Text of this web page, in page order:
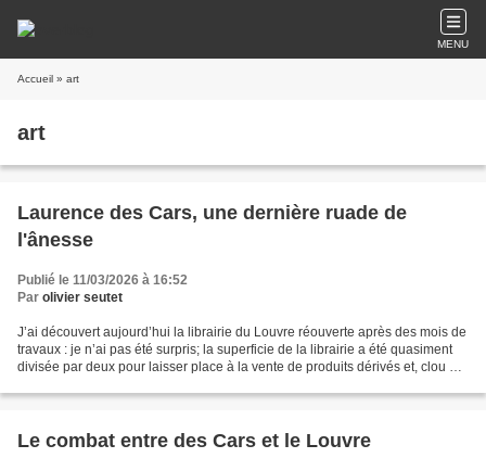
MENU
Accueil » art
art
Laurence des Cars, une dernière ruade de
l'ânesse
Publié le 11/03/2026 à 16:52
Par olivier seutet
J’ai découvert aujourd’hui la librairie du Louvre réouverte après des mois de
travaux : je n’ai pas été surpris; la superficie de la librairie a été quasiment
divisée par deux pour laisser place à la vente de produits dérivés et, clou de
Le combat entre des Cars et le Louvre